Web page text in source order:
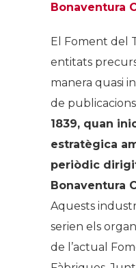
Bonaventura
El Foment del
entitats
manera quasi
de
1839, quan
estratègica
periòdic
Bonaventura
Aquests
serien els
de l’actual